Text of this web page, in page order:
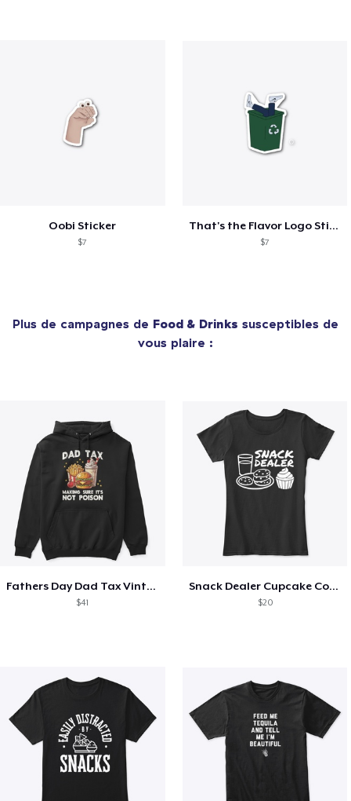
Oobi Sticker
$7
That's the Flavor Logo Sticker
$7
Plus de campagnes de Food & Drinks susceptibles de
vous plaire :
Fathers Day Dad Tax Vintage Papa T-Shirt
$41
Snack Dealer Cupcake Cookie and Milk
$20